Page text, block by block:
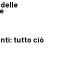
tutto ciò